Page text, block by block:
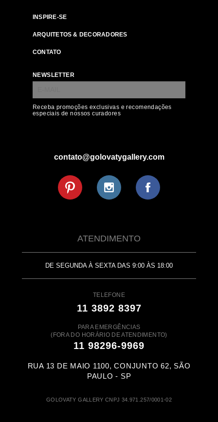
INSPIRE-SE
ARQUITETOS & DECORADORES
CONTATO
NEWSLETTER
Receba promoções exclusivas e recomendações
especiais de nossos curadores
contato@golovatygallery.com
ATENDIMENTO
DE SEGUNDA À SEXTA DAS 9:00 ÀS 18:00
TELEFONE
11 3892 8397
PARA EMERGÊNCIAS
(FORA DO HORÁRIO DE ATENDIMENTO)
11 98296-9969
RUA 13 DE MAIO 1100, CONJUNTO 62, SÃO
PAULO - SP
GOLOVATY GALLERY CNPJ 34.971.257/0001-02